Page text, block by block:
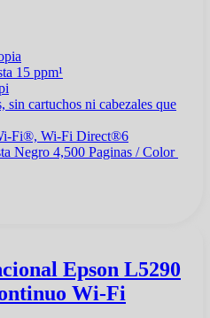
15 ppm¹
cartuchos ni cabezales que
Fi®, Wi-Fi Direct®6
Negro 4,500 Paginas / Color
Epson L5290
Wi-Fi